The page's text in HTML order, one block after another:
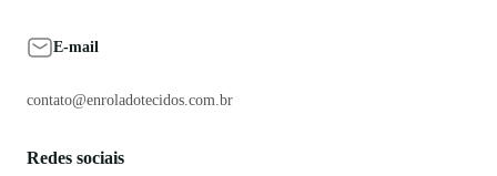
E-mail
contato@enroladotecidos.com.br
Redes sociais